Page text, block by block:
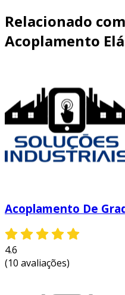
Relacionado
Acoplamento
Acoplamento De
4.6
(10 avaliações)